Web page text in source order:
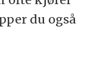
du også